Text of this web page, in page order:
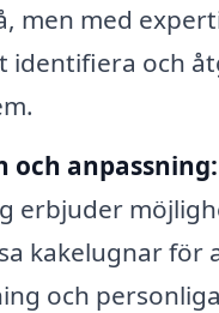
men med
identifiera och
och anpassning:
erbjuder
kakelugnar för
och